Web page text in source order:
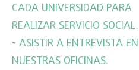
CADA UNIVERSIDAD PARA
REALIZAR SERVICIO SOCIAL.
- ASISTIR A ENTREVISTA EN
NUESTRAS OFICINAS.